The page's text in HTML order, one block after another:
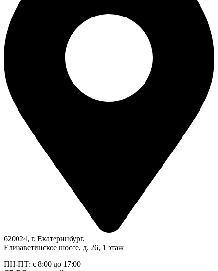
620024, г. Екатеринбург,
Елизаветинское шоссе, д. 26, 1 этаж
ПН-ПТ: с 8:00 до 17:00